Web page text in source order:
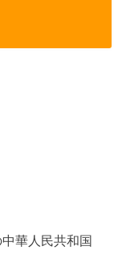
華人民共和国